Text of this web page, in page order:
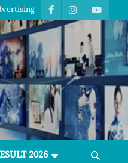
2026